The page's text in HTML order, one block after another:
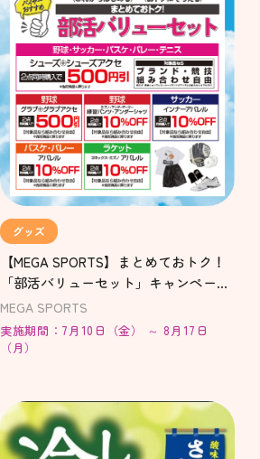
グッズ
【MEGA SPORTS】まとめておトク！
「部活バリューセット」キャンペーン
開催！
MEGA SPORTS
実施期間：7月10日（金） ～ 8月17日
（月）